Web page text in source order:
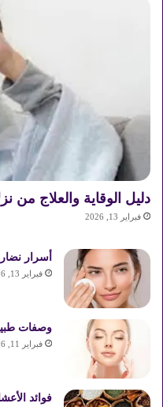
دليل الوقاية والعلاج من نزلات
فبراير 13, 2026
أسرار
فبراير 13, 2026
وصفات
فبراير 11, 2026
فوائد